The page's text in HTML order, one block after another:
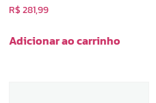
R$281,99
Adicionar ao carrinho